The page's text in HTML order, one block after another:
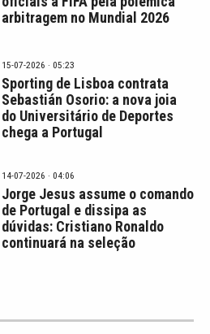
arbitragem no Mundial 2026
15-07-2026 · 05:23
Sporting de Lisboa contrata
Sebastián Osorio: a nova joia
do Universitário de Deportes
chega a Portugal
14-07-2026 · 04:06
Jorge Jesus assume o comando
de Portugal e dissipa as
dúvidas: Cristiano Ronaldo
continuará na seleção